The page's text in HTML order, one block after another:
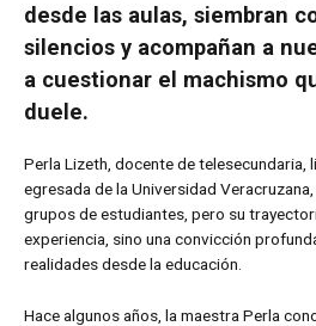
desde las aulas, siembran
silencios y acompañan a
a cuestionar el machismo
duele.
Perla Lizeth, docente de telesecundaria,
egresada de la Universidad
grupos de estudiantes, pero su
experiencia, sino una convicción
realidades desde la educación.
Hace algunos años, la maestra Perla